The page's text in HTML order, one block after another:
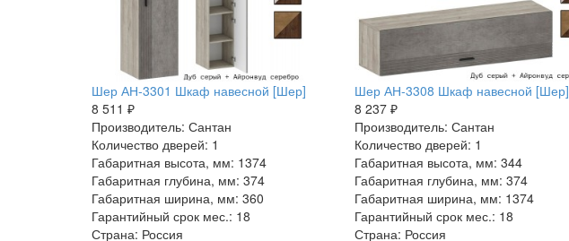
Шер АН-3301 Шкаф навесной [Шер]
8 511 ₽
Производитель: Сантан
Количество дверей: 1
Габаритная высота, мм: 1374
Габаритная глубина, мм: 374
Габаритная ширина, мм: 360
Гарантийный срок мес.: 18
Страна: Россия
Шер АН-3308 Шкаф навесной [Шер]
8 237 ₽
Производитель: Сантан
Количество дверей: 1
Габаритная высота, мм: 344
Габаритная глубина, мм: 374
Габаритная ширина, мм: 1374
Гарантийный срок мес.: 18
Страна: Россия